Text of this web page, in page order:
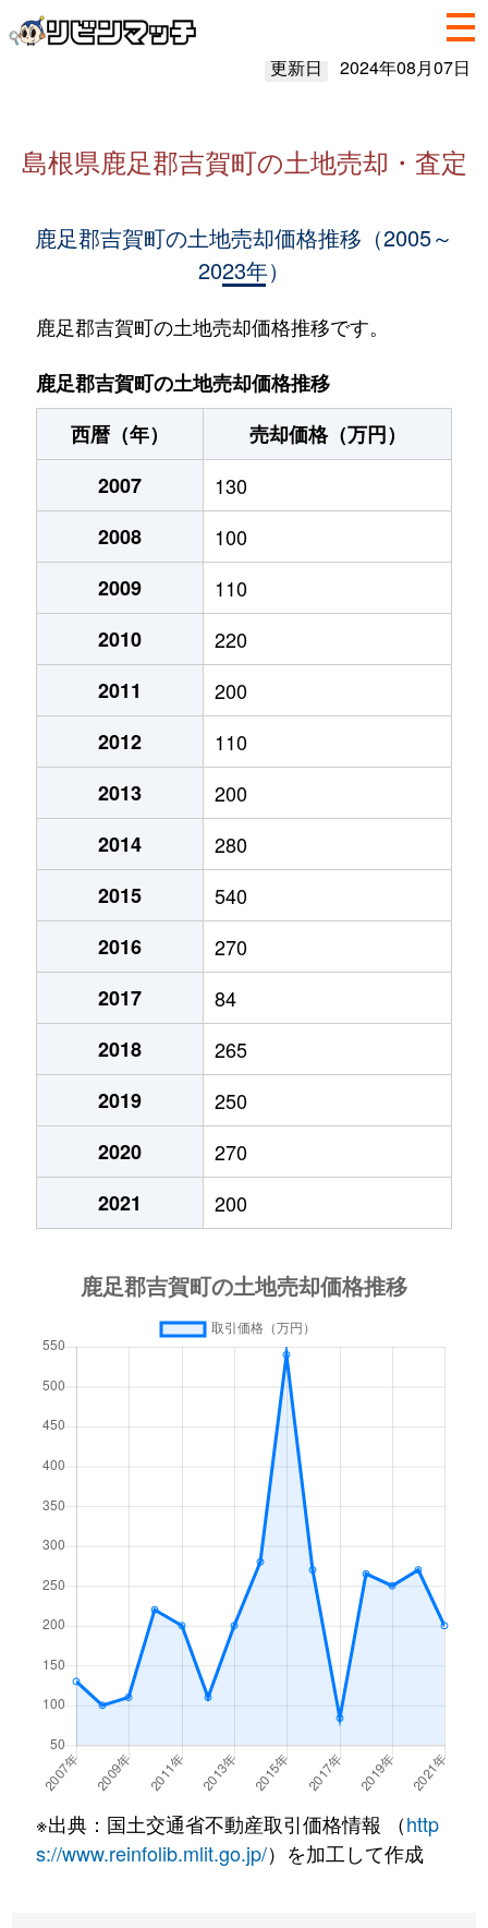
更新日 2024年08月07日
島根県鹿足郡吉賀町の土地売却・査定
鹿足郡吉賀町の土地売却価格推移（2005～
2023年）
鹿足郡吉賀町の土地売却価格推移です。
鹿足郡吉賀町の土地売却価格推移
西暦（年）
売却価格（万円）
2007
130
2008
100
2009
110
2010
220
2011
200
2012
110
2013
200
2014
280
2015
540
2016
270
2017
84
2018
265
2019
250
2020
270
2021
200
※出典：国土交通省不動産取引価格情報 （http
s://www.reinfolib.mlit.go.jp/）を加工して作成